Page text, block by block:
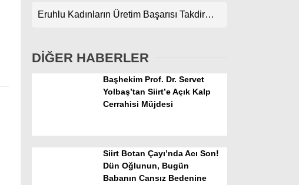
Eruhlu Kadınların Üretim Başarısı Takdir
DİĞER HABERLER
Başhekim Prof. Dr. Servet
Yolbaş’tan Siirt’e Açık Kalp
Cerrahisi Müjdesi
Siirt Botan Çayı’nda Acı Son!
Dün Oğlunun, Bugün
Babanın Cansız Bedenine